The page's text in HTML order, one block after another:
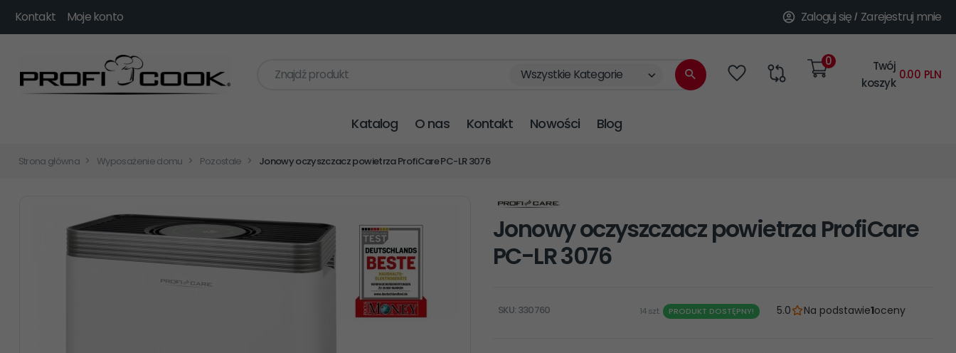
Zaloguj się Zarejestruj mnie
Kontakt Moje konto
Znajdź produkt categories_searcher
Wszystkie Kategorie
Twój
koszyk
0.00 PLN
0
Katalog O nas Kontakt Nowości Blog
Strona główna Wyposażenie domu Pozostale Jonowy oczyszczacz powietrza ProfiCare PC-LR 3076
Jonowy oczyszczacz powietrza ProfiCare
PC-LR 3076
SKU: 330760 PRODUKT DOSTĘPNY!
14 szt. 5.0 Na podstawie1oceny